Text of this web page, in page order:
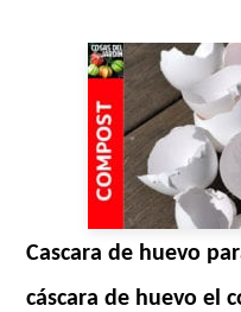
Cascara de huevo
cáscara de huevo el